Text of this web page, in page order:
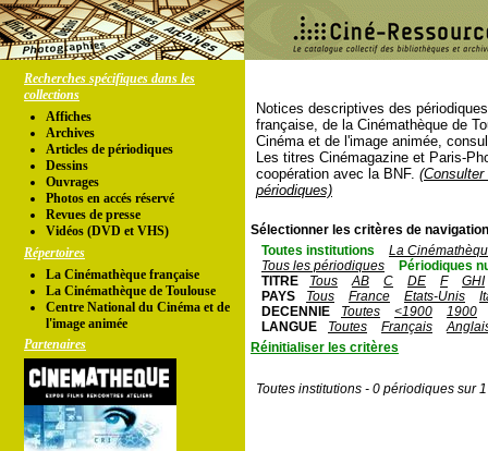
Recherches spécifiques dans les
collections
Affiches
Archives
Articles de périodiques
Dessins
Ouvrages
Photos en accés réservé
Revues de presse
Vidéos (DVD et VHS)
Répertoires
La Cinémathèque française
La Cinémathèque de Toulouse
Centre National du Cinéma et de
l'image animée
Partenaires
Notices descriptives des
française, de la Cinémathèque de
Cinéma et de l'image animée,
Les titres Cinémagazine et Paris-
coopération avec la BNF.
périodiques)
Sélectionner les critères de
Toutes institutions
La
Tous les périodiques
Périodiques
TITRE
Tous AB C DE F
GHI
PAYS
Tous France Etats-Unis
DECENNIE
Toutes <1900
1900
LANGUE
Toutes Français
Réinitialiser les critères
Toutes institutions - 0 périodiques sur